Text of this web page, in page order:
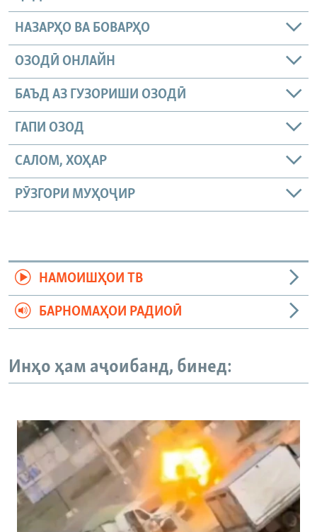
НАЗАРҲО ВА БОВАРҲО
ОЗОДӢ ОНЛАЙН
БАЪД АЗ ГУЗОРИШИ ОЗОДӢ
ГАПИ ОЗОД
САЛОМ, ХОҲАР
РӮЗГОРИ МУҲОҶИР
НАМОИШҲОИ ТВ
БАРНОМАҲОИ РАДИОӢ
Инҳо ҳам аҷоибанд, бинед: